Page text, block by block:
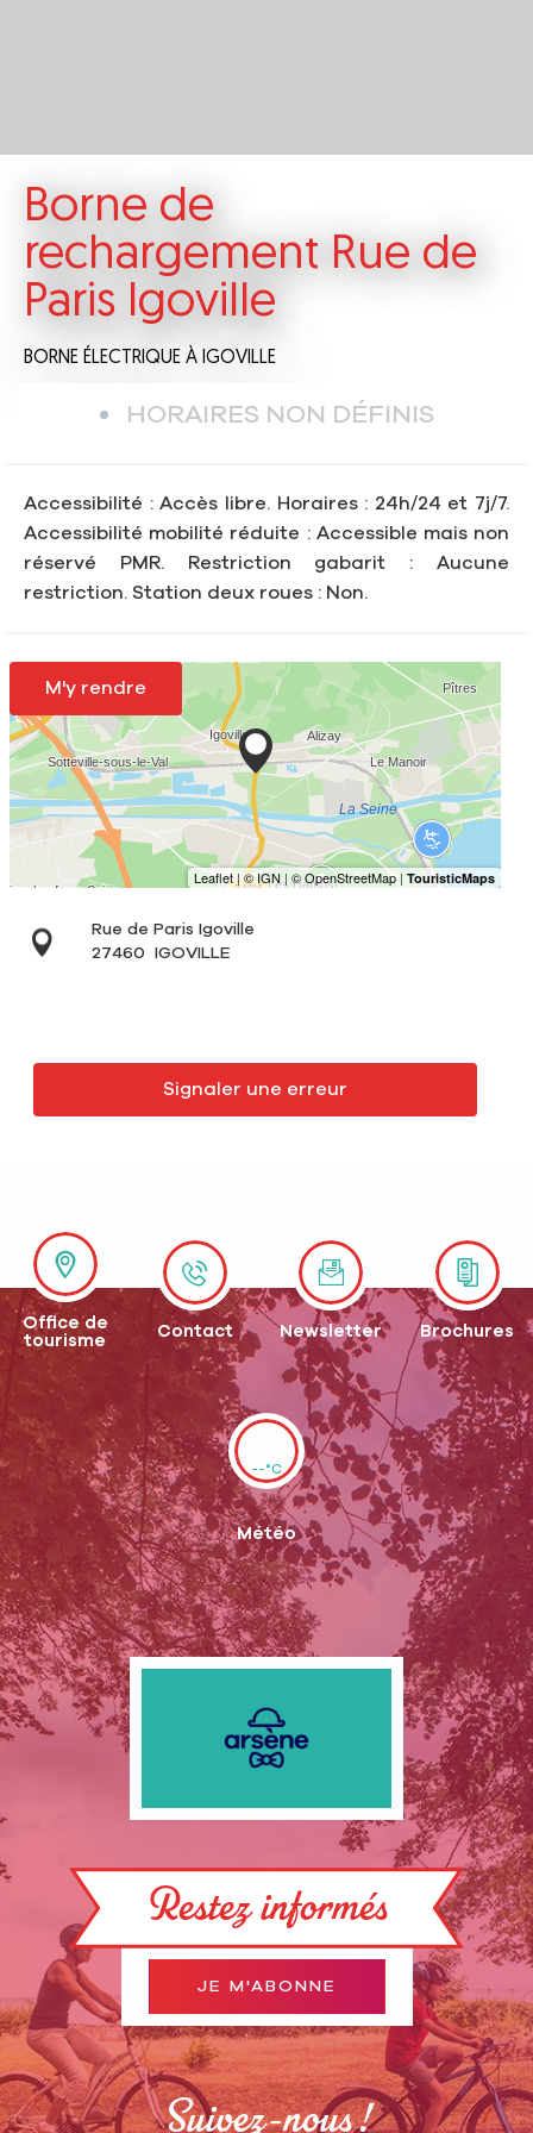
Borne de
rechargement Rue de
Paris Igoville
BORNE ÉLECTRIQUE À IGOVILLE
HORAIRES NON DÉFINIS
Accessibilité : Accès libre. Horaires : 24h/24 et 7j/7.
Accessibilité mobilité réduite : Accessible mais non
réservé PMR. Restriction gabarit : Aucune
restriction. Station deux roues : Non.
M'y rendre
Rue de Paris Igoville
27460
IGOVILLE
Signaler une erreur
Office de
tourisme
Contact Newsletter Brochures
--°C
Météo
Restez informés
JE M'ABONNE
Suivez-nous !